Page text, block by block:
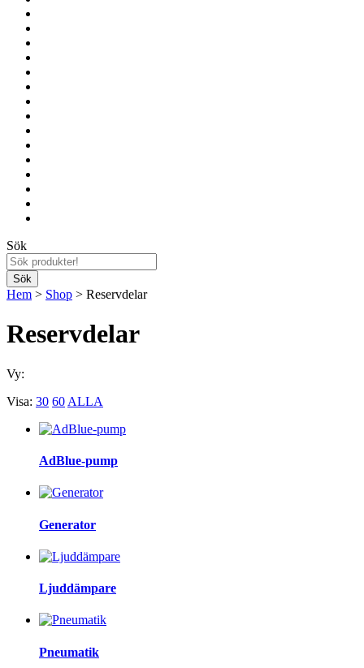
Sök
Hem > Shop > Reservdelar
Reservdelar
Vy:
Visa: 30 60 ALLA
AdBlue-pump
Generator
Ljuddämpare
Pneumatik